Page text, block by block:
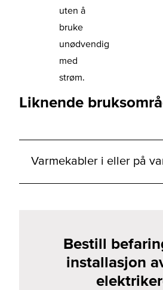
uten å
bruke
unødvendig
med
strøm.
Liknende
Varmekabler i eller på
Bestill
installasjon